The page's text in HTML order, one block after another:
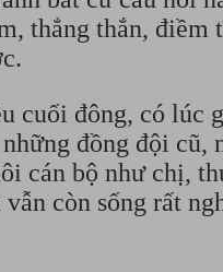
thẳng thắn, điềm
cuối đông, có lúc
đồng đội cũ,
cán bộ như chị,
còn sống rất